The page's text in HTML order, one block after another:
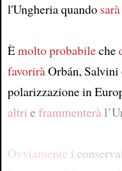
l'Ungheria quando sarà
Èmolto probabileche
favoriràOrbán, Salvini
polarizzazione in
altri eframmenterà
Ovviamente i